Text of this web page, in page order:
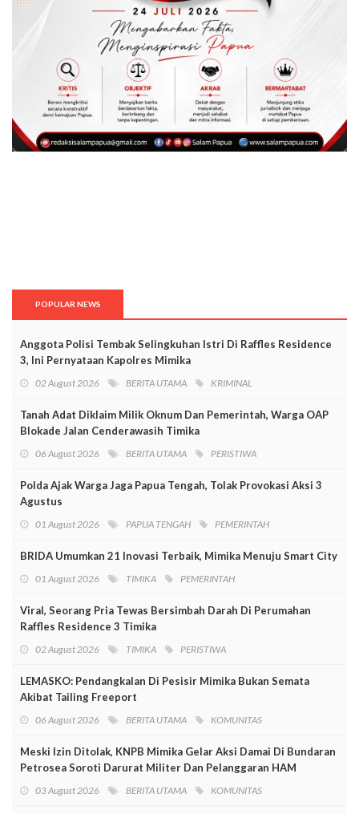
POPULAR NEWS
Anggota Polisi Tembak Selingkuhan Istri Di Raffles Residence
3, Ini Pernyataan Kapolres Mimika
02 August 2026 BERITA UTAMA KRIMINAL
Tanah Adat Diklaim Milik Oknum Dan Pemerintah, Warga OAP
Blokade Jalan Cenderawasih Timika
06 August 2026 BERITA UTAMA PERISTIWA
Polda Ajak Warga Jaga Papua Tengah, Tolak Provokasi Aksi 3
Agustus
01 August 2026 PAPUA TENGAH PEMERINTAH
BRIDA Umumkan 21 Inovasi Terbaik, Mimika Menuju Smart City
01 August 2026 TIMIKA PEMERINTAH
Viral, Seorang Pria Tewas Bersimbah Darah Di Perumahan
Raffles Residence 3 Timika
02 August 2026 TIMIKA PERISTIWA
LEMASKO: Pendangkalan Di Pesisir Mimika Bukan Semata
Akibat Tailing Freeport
06 August 2026 BERITA UTAMA KOMUNITAS
Meski Izin Ditolak, KNPB Mimika Gelar Aksi Damai Di Bundaran
Petrosea Soroti Darurat Militer Dan Pelanggaran HAM
03 August 2026 BERITA UTAMA KOMUNITAS